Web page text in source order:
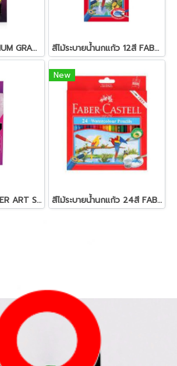
สีไม้ยาว 12สี PREMIUM GRADE MASTER-ART สีไม้ระบายน้ำนกแก้ว 12สี FABER-CASTELL
สีไม้สั้น 12 สี MASTER ART S-SERIES
New
สีไม้ระบายน้ำนกแก้ว 24สี FABER-CASTELL